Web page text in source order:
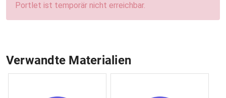
Portlet ist temporär nicht erreichbar.
Verwandte Materialien